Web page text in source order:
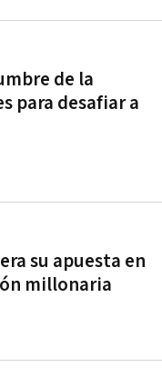
de la
para desafiar a
su apuesta en
millonaria